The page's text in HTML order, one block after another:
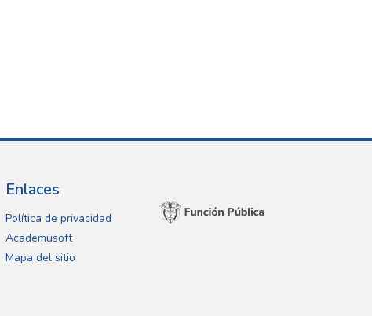
Enlaces
Política de privacidad
Academusoft
Mapa del sitio